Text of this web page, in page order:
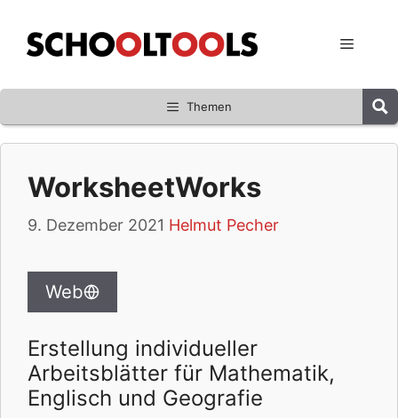
Inhalt
springen
Menü
Themen
WorksheetWorks
9. Dezember 2021 Helmut Pecher
Web
Erstellung individueller
Arbeitsblätter für Mathematik,
Englisch und Geografie